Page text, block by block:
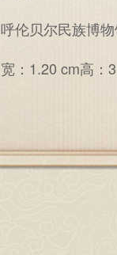
呼伦贝尔民族博
宽：1.20 cm高：